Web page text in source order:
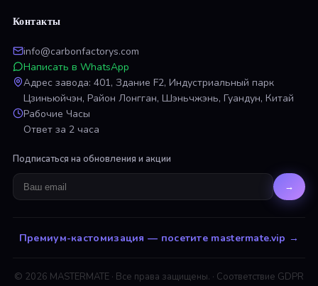
Контакты
info@carbonfactorys.com
Написать в WhatsApp
Адрес завода: 401, Здание F2, Индустриальный парк
Цзиньюйчэн, Район Лонгган, Шэньчжэнь, Гуандун, Китай
Рабочие Часы
Ответ за 2 часа
Подписаться на обновления и акции
→
Премиум-кастомизация — посетите mastermate.vip →
© 2026 MASTERMATE · Все права защищены. · Соответствие GDPR